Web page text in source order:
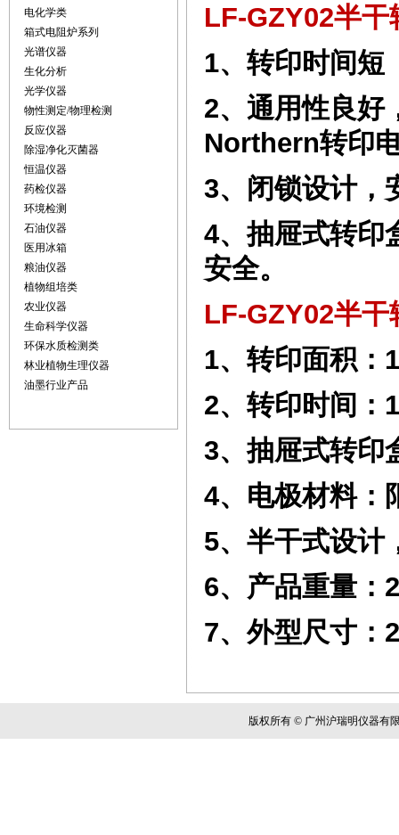
电化学类
箱式电阻炉系列
光谱仪器
生化分析
光学仪器
物性测定/物理检测
反应仪器
除湿净化灭菌器
恒温仪器
药检仪器
环境检测
石油仪器
医用冰箱
粮油仪器
植物组培类
农业仪器
生命科学仪器
环保水质检测类
林业植物生理仪器
油墨行业产品
LF-GZY02半干
1、 转印时间短
2、 通用性良好
Northern转印
3、 闭锁设计，
4、抽屉式转印
安全。
LF-GZY02半干
1、 转印面积：
2、 转印时间：
3、抽屉式转印
4、 电极材料：
5、 半干式设计
6、 产品重量：
7、外型尺寸：
版权所有 © 广州沪瑞明仪器有